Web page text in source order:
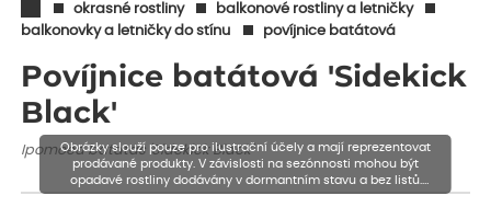
okrasné rostliny
balkonové rostliny a letničky
balkonovky a letničky do stínu
povíjnice batátová
Povíjnice batátová 'Sidekick
Black'
Ipomoea batatas 'Sidekick Black'
Obrázky slouží pouze pro ilustrační účely a mají reprezentovat
prodávané produkty. V závislosti na sezónnosti mohou být
opadavé rostliny dodávány v dormantním stavu a bez listů.
Rostliny mohou být také sestřiženy níže, než je uvedená výška,